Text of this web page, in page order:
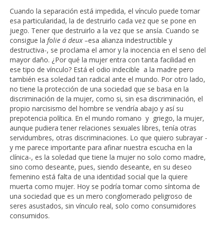
Cuando la separación está impedida, el vínculo puede tomar
esa particularidad, la de destruirlo cada vez que se pone en
juego. Tener que destruirlo a la vez que se ansía. Cuando se
consigue la folie á deux –esa alianza indestructible y
destructiva-, se proclama el amor y la inocencia en el seno del
mayor daño. ¿Por qué la mujer entra con tanta facilidad en
ese tipo de vínculo? Está el odio indecible a la madre pero
también esa soledad tan radical ante el mundo. Por otro lado,
no tiene la protección de una sociedad que se basa en la
discriminación de la mujer, como si, sin esa discriminación, el
propio narcisismo del hombre se vendría abajo y así su
prepotencia política. En el mundo romano y griego, la mujer,
aunque pudiera tener relaciones sexuales libres, tenía otras
servidumbres, otras discriminaciones. Lo que quiero subrayar -
y me parece importante para afinar nuestra escucha en la
clínica-, es la soledad que tiene la mujer no solo como madre,
sino como deseante, pues, siendo deseante, en su deseo
femenino está falta de una identidad social que la quiere
muerta como mujer. Hoy se podría tomar como síntoma de
una sociedad que es un mero conglomerado peligroso de
seres asustados, sin vínculo real, solo como consumidores
consumidos.